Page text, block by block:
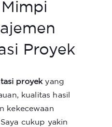
Proyek
proyekyang
kualitas hasil
kekecewaan
cukup yakin